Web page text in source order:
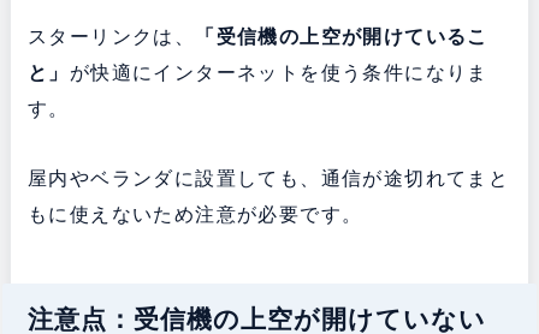
スターリンクは、
「受信機の上空が開けているこ
と」 が快適にインターネットを使う条件になりま
す。
屋内やベランダに設置しても、通信が途切れてまと
もに使えないため注意が必要です。
注意点：受信機の上空が開けていない